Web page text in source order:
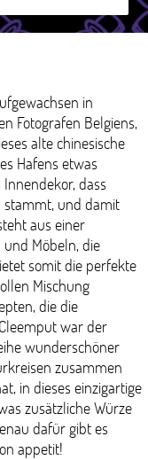
in
Fotografen Belgiens,
alte chinesische
Hafens etwas
dass
stammt, und damit
aus einer
und Möbeln, die
somit die perfekte
Mischung
die die
war der
wunderschöner
zusammen
in dieses einzigartige
zusätzliche Würze
dafür gibt es
appetit!